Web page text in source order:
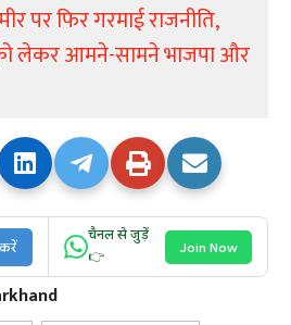
पर फिर गरमाई राजनीति,
लेकर आमने-सामने भाजपा और
चैनल से जुड़ें
👉
Join Now